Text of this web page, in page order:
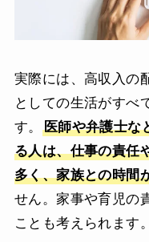
実際には、高収入の
としての生活がすべ
す。
医師や弁護士な
る人は、仕事の責任
多く、家族との時間
せん。家事や育児の
ことも考えられます。